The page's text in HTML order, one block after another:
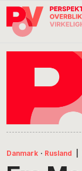
Gå
direkte
Skip
indhold
Gå
direkte
Danmark · Rusland